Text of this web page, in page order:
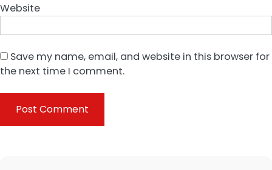
Website
Save my name, email, and website in this browser for
the next time I comment.